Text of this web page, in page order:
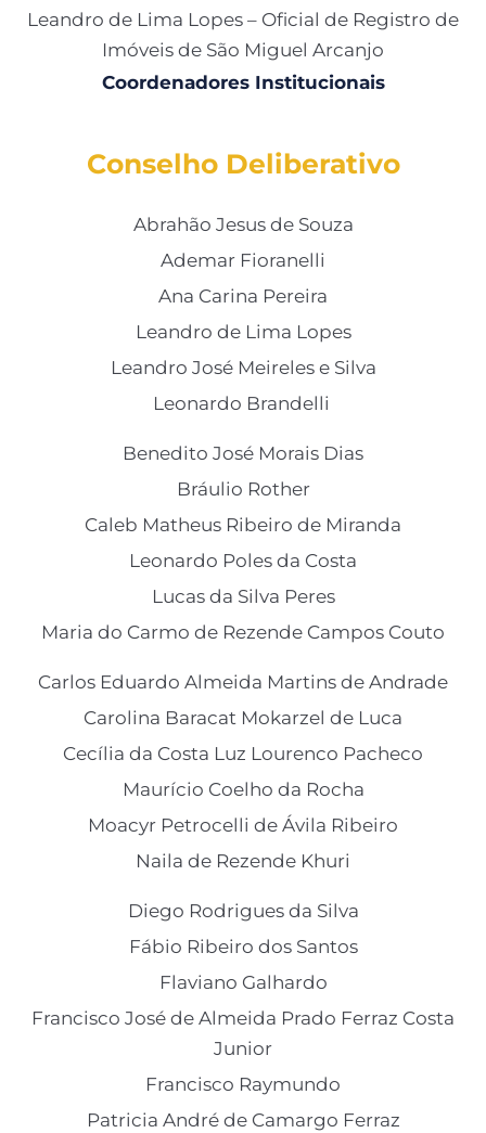
Leandro de Lima Lopes – Oficial de Registro de
Imóveis de São Miguel Arcanjo
Coordenadores Institucionais
Conselho Deliberativo
Abrahão Jesus de Souza
Ademar Fioranelli
Ana Carina Pereira
Leandro de Lima Lopes
Leandro José Meireles e Silva
Leonardo Brandelli
Benedito José Morais Dias
Bráulio Rother
Caleb Matheus Ribeiro de Miranda
Leonardo Poles da Costa
Lucas da Silva Peres
Maria do Carmo de Rezende Campos Couto
Carlos Eduardo Almeida Martins de Andrade
Carolina Baracat Mokarzel de Luca
Cecília da Costa Luz Lourenco Pacheco
Maurício Coelho da Rocha
Moacyr Petrocelli de Ávila Ribeiro
Naila de Rezende Khuri
Diego Rodrigues da Silva
Fábio Ribeiro dos Santos
Flaviano Galhardo
Francisco José de Almeida Prado Ferraz Costa
Junior
Francisco Raymundo
Patricia André de Camargo Ferraz